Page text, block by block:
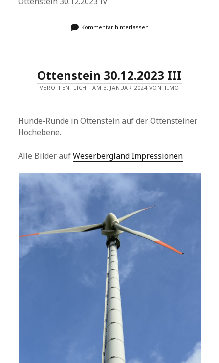
Kommentar hinterlassen
Ottenstein 30.12.2023 III
VERÖFFENTLICHT AM 3. JANUAR 2024 VON TIMO
Hunde-Runde in Ottenstein auf der Ottensteiner
Hochebene.
Alle Bilder aufWeserbergland Impressionen